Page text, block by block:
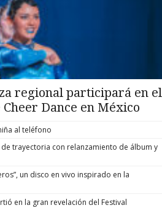
regional participará en el
Dance en México
al teléfono
trayectoria con relanzamiento de álbum y
un disco en vivo inspirado en la
en la gran revelación del Festival